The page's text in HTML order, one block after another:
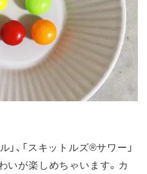
、「スキットルズ®サワー」
いが楽しめちゃいます。カ